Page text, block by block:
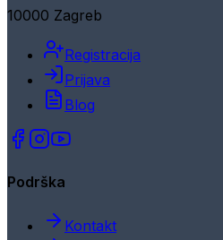
10000 Zagreb
Registracija
Prijava
Blog
Podrška
Kontakt